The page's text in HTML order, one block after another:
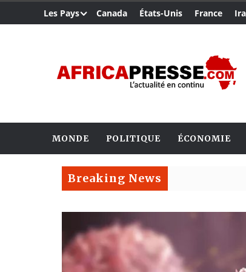
Les Pays Canada États-Unis France
MONDE POLITIQUE ÉCONOMIE
Breaking News